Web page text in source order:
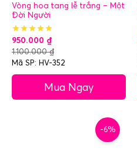
Vòng hoa tang lễ trắng – Một
Đời Người
950.000 ₫
1.100.000₫
Mã SP: HV-352
Mua Ngay
-6%